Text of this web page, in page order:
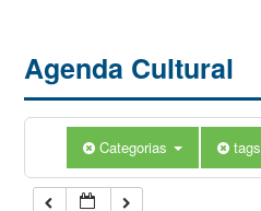
Agenda Cultural
Categorias tags